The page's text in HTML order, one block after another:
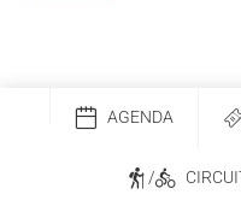
AGENDA
/